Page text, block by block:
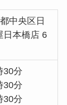
中央区日
日本橋店 6
30分
30分
30分